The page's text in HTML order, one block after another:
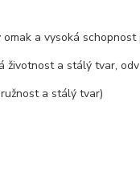
a vysoká
životnost a stálý tvar,
a stálý tvar)